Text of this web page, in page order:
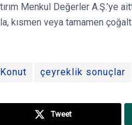
Menkul Değerler A.Ş.’ye
kısmen veya tamamen
çeyreklik sonuçlar
Tweet